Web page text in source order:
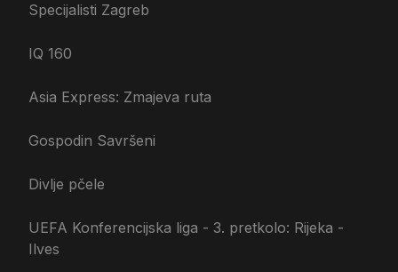
Specijalisti Zagreb
IQ 160
Asia Express: Zmajeva ruta
Gospodin Savršeni
Divlje pčele
UEFA Konferencijska liga - 3. pretkolo: Rijeka -
Ilves